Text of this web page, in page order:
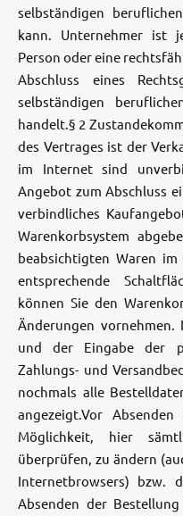
selbständigen
kann. Unternehmer ist
Person oder eine
Abschluss eines
selbständigen
handelt.§ 2
des Vertrages ist der
im Internet sind
Angebot zum Abschluss
verbindliches
Warenkorbsystem
beabsichtigten Waren
entsprechende
können Sie den
Änderungen vornehmen.
und der Eingabe der
Zahlungs- und
nochmals alle
angezeigt.Vor
Möglichkeit, hier
überprüfen, zu ändern
Internetbrowsers) bzw.
Absenden der